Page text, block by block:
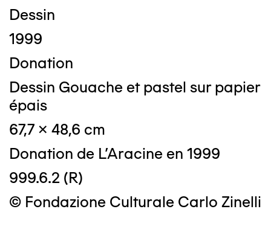
Dessin
1999
Donation
Dessin Gouache et pastel sur papier
épais
67,7 x 48,6 cm
Donation de L'Aracine en 1999
999.6.2 (R)
© Fondazione Culturale Carlo Zinelli